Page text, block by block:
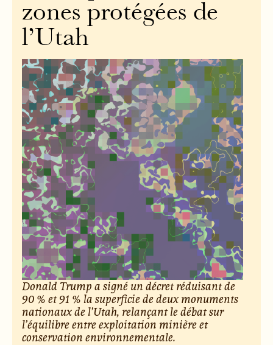
zones protégées de
l’Utah
Donald Trump a signé un décret réduisant de
90 % et 91 % la superficie de deux monuments
nationaux de l’Utah, relançant le débat sur
l’équilibre entre exploitation minière et
conservation environnementale.